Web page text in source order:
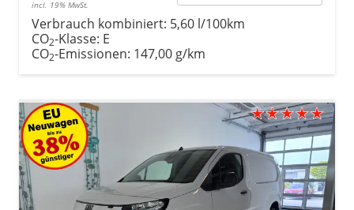
incl. 19% MwSt.
Verbrauch kombiniert: 5,60 l/100km
CO2-Klasse: E
CO2-Emissionen: 147,00 g/km